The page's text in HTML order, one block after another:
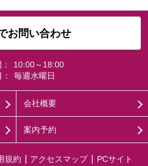
お問い合わせ
10:00～18:00
毎週水曜日
会社概要
案内予約
規約 アクセスマップ
PCサイト